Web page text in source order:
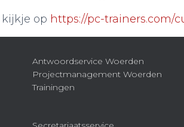
op https://pc-trainers.com/
Antwoordservice Woerden
Projectmanagement Woerden
Trainingen